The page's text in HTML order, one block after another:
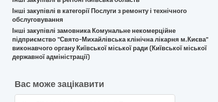
Інші закупівлі в категорії Послуги з ремонту і технічного
обслуговування
Інші закупівлі замовника Комунальне некомерційне
підприємство "Свято-Михайлівська клінічна лікарня м.Києва"
виконавчого органу Київської міської ради (Київської міської
державної адміністрації)
Вас може зацікавити